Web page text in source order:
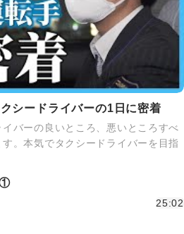
シードライバーの1日に密着
バーの良いところ、悪いところすべ
。本気でタクシードライバーを目指
①
25:02